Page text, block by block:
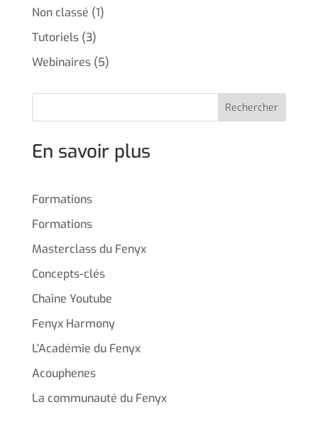
Non classé (1)
Tutoriels(3)
Webinaires(5)
Rechercher
En savoir plus
Formations
Formations
Masterclass du Fenyx
Concepts-clés
Chaîne Youtube
Fenyx Harmony
L’Académie du Fenyx
Acouphenes
La communauté du Fenyx